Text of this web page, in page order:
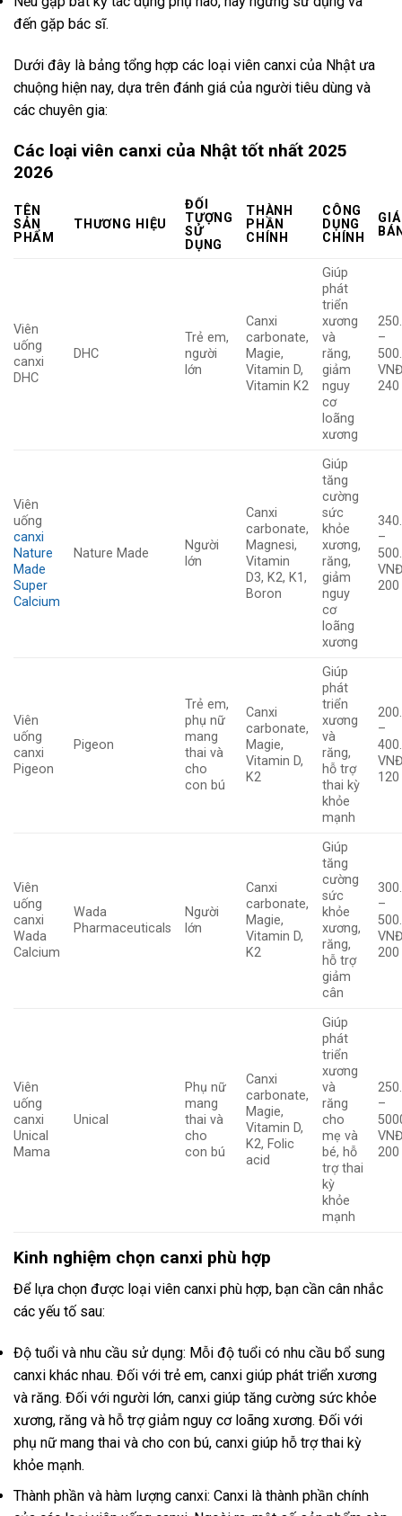
đến gặp bác sĩ.
Dưới đây là bảng tổng hợp các loại viên canxi của Nhật ưa
chuộng hiện nay, dựa trên đánh giá của người tiêu dùng và
các chuyên gia:
Các loại viên canxi của Nhật tốt nhất 2025
2026
TÊN
SẢN
PHẨM
THƯƠNG HIỆU
ĐỐI
TƯỢNG
SỬ
DỤNG
THÀNH
PHẦN
CHÍNH
CÔNG
DỤNG
CHÍNH
GIÁ
Viên
uống
canxi
DHC
DHC
Trẻ em,
người
lớn
Canxi
carbonate,
Magie,
Vitamin D,
Vitamin K2
Giúp
phát
triển
xương
và
răng,
giảm
nguy
cơ
loãng
xương
–
Viên
uống
canxi
Nature
Made
Super
Calcium
Nature Made
Người
lớn
Canxi
carbonate,
Magnesi,
Vitamin
D3, K2, K1,
Boron
Giúp
tăng
cường
sức
khỏe
xương,
răng,
giảm
nguy
cơ
loãng
xương
–
Viên
uống
canxi
Pigeon
Pigeon
Trẻ em,
phụ nữ
mang
thai và
cho
con bú
Canxi
carbonate,
Magie,
Vitamin D,
K2
Giúp
phát
triển
xương
và
răng,
hỗ trợ
thai kỳ
khỏe
mạnh
–
Viên
uống
canxi
Wada
Calcium
Wada
Pharmaceuticals
Người
lớn
Canxi
carbonate,
Magie,
Vitamin D,
K2
Giúp
tăng
cường
sức
khỏe
xương,
răng,
hỗ trợ
giảm
cân
–
Viên
uống
canxi
Unical
Mama
Unical
Phụ nữ
mang
thai và
cho
con bú
Canxi
carbonate,
Magie,
Vitamin D,
K2, Folic
acid
Giúp
phát
triển
xương
và
răng
cho
mẹ và
bé, hỗ
trợ thai
kỳ
khỏe
mạnh
–
Kinh nghiệm chọn canxi phù hợp
Để lựa chọn được loại viên canxi phù hợp, bạn cần cân nhắc
các yếu tố sau:
Độ tuổi và nhu cầu sử dụng: Mỗi độ tuổi có nhu cầu bổ sung
canxi khác nhau. Đối với trẻ em, canxi giúp phát triển xương
và răng. Đối với người lớn, canxi giúp tăng cường sức khỏe
xương, răng và hỗ trợ giảm nguy cơ loãng xương. Đối với
phụ nữ mang thai và cho con bú, canxi giúp hỗ trợ thai kỳ
khỏe mạnh.
Thành phần và hàm lượng canxi: Canxi là thành phần chính